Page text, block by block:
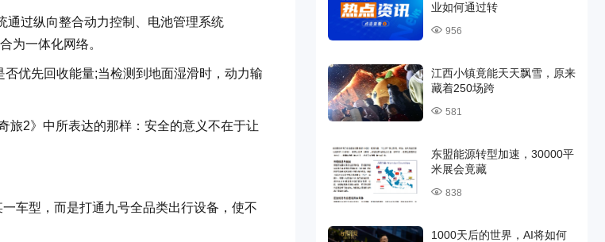
通过纵向整合动力控制、电池管理系统
为一体化网络。
优先回收能量;当检测到地面湿滑时，动力输
旅2》中所表达的那样：安全的意义不在于让
车型，而是打通九号全品类出行设备，使不
业如何通过转
956
江西小镇竟能天天飘雪，原来
藏着250场跨
581
东盟能源转型加速，30000平
米展会竟藏
838
1000天后的世界，AI将如何